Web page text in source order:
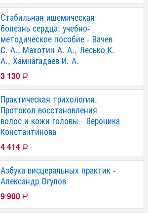
Стабильная ишемическая
болезнь сердца: учебно-
методическое пособие - Вачев
С. А., Махотин А. А., Лесько К.
А., Хамнагадаев И. А.
3 130 Р
Практическая трихология.
Протокол восстановления
волос и кожи головы - Вероника
Константинова
4 414 Р
Азбука висцеральных практик -
Александр Огулов
9 900 Р